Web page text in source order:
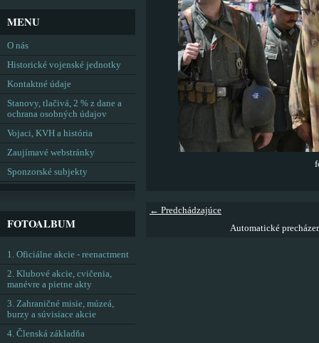
← Predchádzajúce
Automatické
MENU
O nás
Historické vojenské jednotky
Kontaktné údaje
Stanovy, tlačivá, 2 % z dane a
ochrana osobných údajov
Vojaci, KVH a história
Zaujímavé webstránky
Sponzorské subjekty
FOTOALBUM
1. Oficiálne akcie - reenactment
2. Klubové akcie, cvičenia,
manévre a pietne akty
3. Zahraničné misie, múzeá,
burzy a súvisiace akcie
4. Členská základňa